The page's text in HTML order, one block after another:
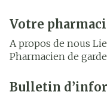
Votre
A propos de nous
Pharmacien de garde
Bulletin